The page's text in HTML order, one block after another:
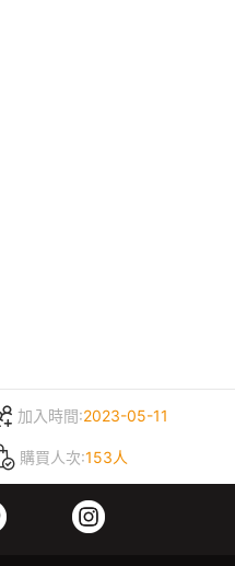
加入時間:2023-05-11
購買人次:153人